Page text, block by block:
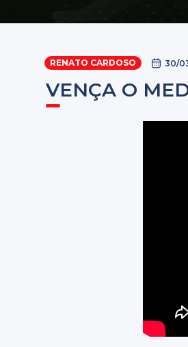
RENATO CARDOSO 30/
VENÇA O